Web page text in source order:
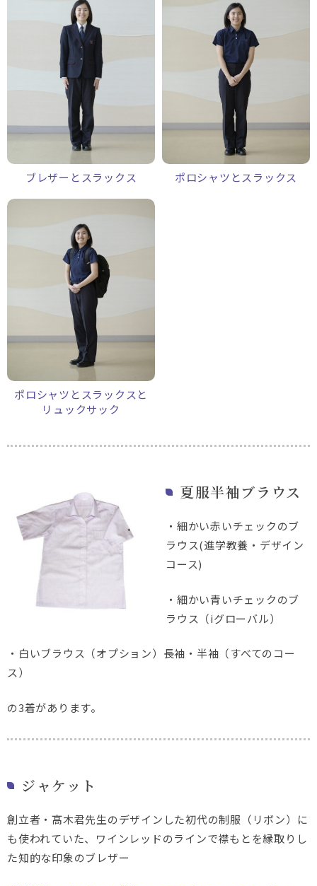
ブレザーとスラックス ポロシャツとスラックス
ポロシャツとスラックスと
リュックサック
夏服半袖ブラウス
・細かい赤いチェックのブ
ラウス(進学教養・デザイン
コース)
・細かい青いチェックのブ
ラウス（iグローバル）
・白いブラウス（オプション）長袖・半袖（すべてのコー
ス）
の3着があります。
ジャケット
創立者・髙木君先生のデザインした初代の制服（リボン）に
も使われていた、ワインレッドのラインで襟もとを縁取りし
た知的な印象のブレザー